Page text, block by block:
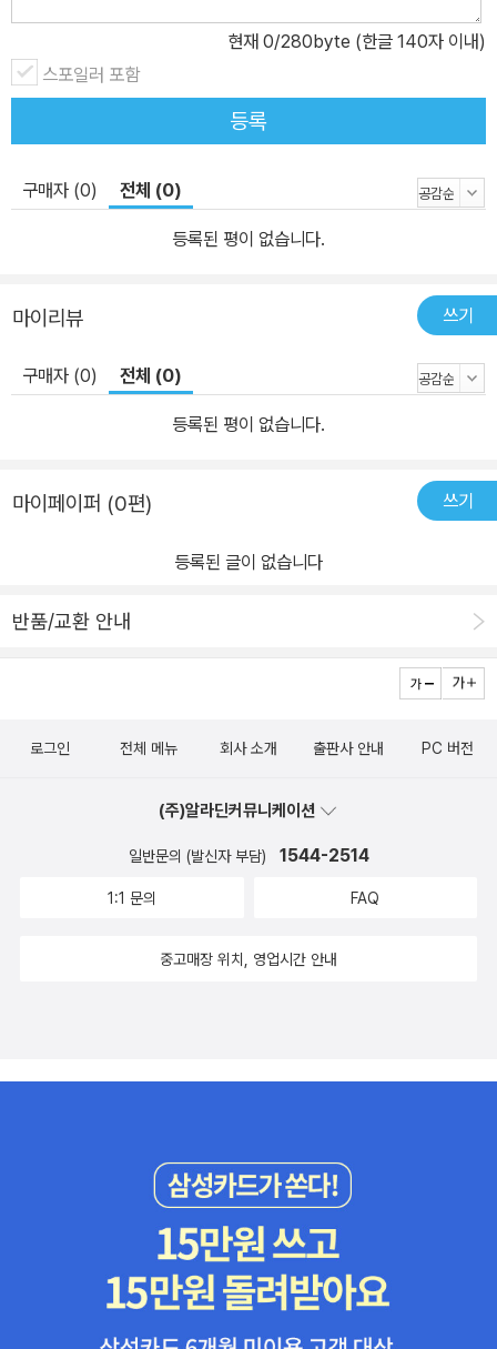
현재 0/280byte (한글 140자 이내)
스포일러 포함
등록
구매자 (0) 전체 (0)
등록된 평이 없습니다.
마이리뷰 쓰기
구매자 (0) 전체 (0)
등록된 평이 없습니다.
마이페이퍼 (0편) 쓰기
등록된 글이 없습니다
반품/교환 안내
로그인 전체 메뉴 회사 소개 출판사 안내 PC 버전
(주)알라딘커뮤니케이션
일반문의 (발신자 부담) 1544-2514
1:1 문의 FAQ
중고매장 위치, 영업시간 안내